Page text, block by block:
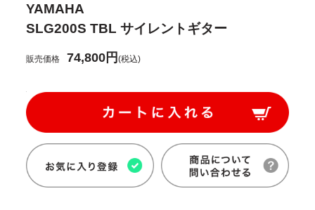
YAMAHA
SLG200S TBL サイレントギター
販売価格 74,800円(税込)